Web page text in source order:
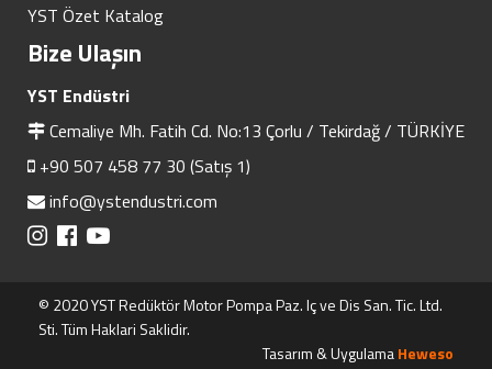
YST Özet Katalog
Bize Ulaşın
YST Endüstri
Cemaliye Mh. Fatih Cd. No:13 Çorlu / Tekirdağ / TÜRKİYE
+90 507 458 77 30 (Satış 1)
info@ystendustri.com
© 2020 YST Redüktör Motor Pompa Paz. Iç ve Dis San. Tic. Ltd.
Sti. Tüm Haklari Saklidir.
Tasarım & UygulamaHeweso